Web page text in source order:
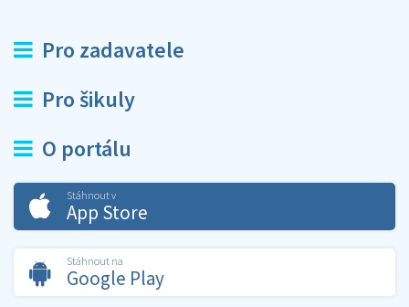
Pro zadavatele
Pro šikuly
O portálu
Stáhnout v
App Store
Stáhnout na
Google Play